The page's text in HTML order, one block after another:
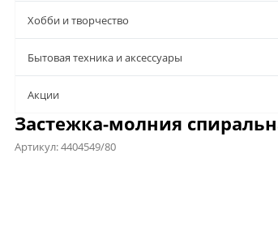
Хобби и творчество
Бытовая техника и аксессуары
Aкции
Застежка-молния
Артикул:4404549/80